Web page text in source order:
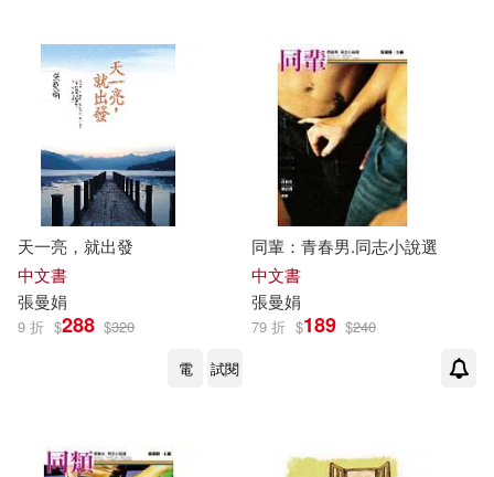
天一亮，就出發
中文書
張曼娟
9 折 $288 $320
電
試閱
同輩：青春男.同志小說選
中文書
張曼娟
79 折 $189 $240